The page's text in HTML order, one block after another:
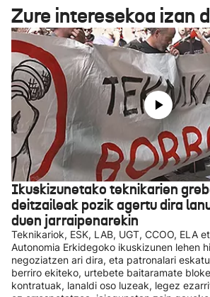
Zure interesekoa izan
Ikuskizunetako teknikarien
deitzaileak pozik agertu dira
duen jarraipenarekin
Teknikariok, ESK, LAB, UGT, CCOO, ELA
Autonomia Erkidegoko ikuskizunen lehen
negoziatzen ari dira, eta patronalari
berriro ekiteko, urtebete baitaramate
kontratuak, lanaldi oso luzeak, legez